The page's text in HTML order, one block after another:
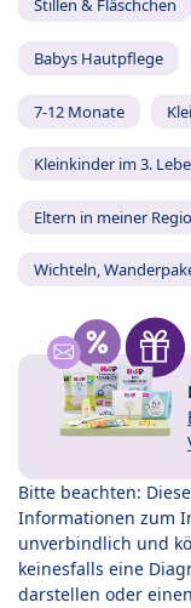
Stillen & Fläschchen
Babys Hautpflege
7-12 Monate
Kleinkinder im 3.
Eltern in meiner
Wichteln,
Bitte beachten:
Informationen zum
unverbindlich und
keinesfalls eine
darstellen oder